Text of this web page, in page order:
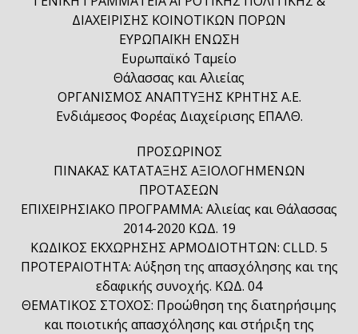
ΔΙΑΧΕΙΡΙΣΗΣ ΚΟΙΝΟΤΙΚΩΝ ΠΟΡΩΝ
ΕΥΡΩΠΑΪΚΗ ΕΝΩΣΗ
Ευρωπαϊκό Ταμείο
Θάλασσας και Αλιείας
ΟΡΓΑΝΙΣΜΟΣ ΑΝΑΠΤΥΞΗΣ ΚΡΗΤΗΣ Α.Ε.
Ενδιάμεσος Φορέας Διαχείρισης ΕΠΑΛΘ.
ΠΡΟΣΩΡΙΝΟΣ
ΠΙΝΑΚΑΣ ΚΑΤΑΤΑΞΗΣ ΑΞΙΟΛΟΓΗΜΕΝΩΝ
ΠΡΟΤΑΣΕΩΝ
ΕΠΙΧΕΙΡΗΣΙΑΚΟ ΠΡΟΓΡΑΜΜΑ: Αλιείας και Θάλασσας
2014-2020 ΚΩΔ. 19
ΚΩΔΙΚΟΣ ΕΚΧΩΡΗΣΗΣ ΑΡΜΟΔΙΟΤΗΤΩΝ: CLLD. 5
ΠΡΟΤΕΡΑΙΟΤΗΤΑ: Αύξηση της απασχόλησης και της
εδαφικής συνοχής. ΚΩΔ. 04
ΘΕΜΑΤΙΚΟΣ ΣΤΟΧΟΣ: Προώθηση της διατηρήσιμης
και ποιοτικής απασχόλησης και στήριξη της